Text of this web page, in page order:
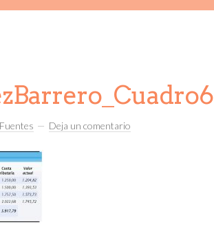
Deja un comentario